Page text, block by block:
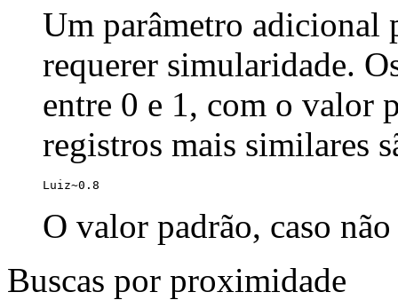
Um parâmetro adicional
requerer simularidade.
entre 0 e 1, com o valor
registros mais similares
Luiz~0.8
O valor padrão, caso
Buscas por proximidade